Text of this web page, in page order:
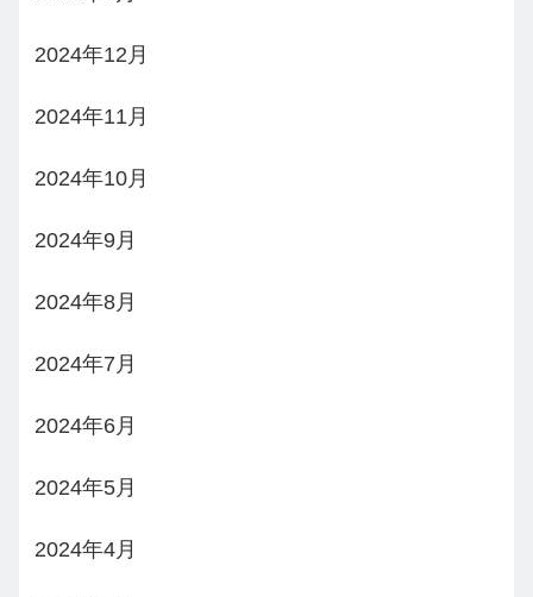
2024年12月
2024年11月
2024年10月
2024年9月
2024年8月
2024年7月
2024年6月
2024年5月
2024年4月